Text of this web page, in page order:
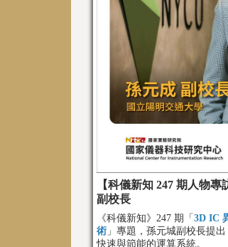
【科儀新知 247 期人物
副校長
《科儀新知》247 期「 3D IC
術 」專題，孫元城副校長提
快速與節能的運算系統。